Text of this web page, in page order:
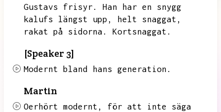
Gustavs frisyr.
Han har en snygg
kalufs längst upp,
helt snaggat,
rakat på sidorna.
Kortsnaggat.
[Speaker 3]
Modernt bland hans generation.
Martin
Oerhört modernt,
för att inte säga